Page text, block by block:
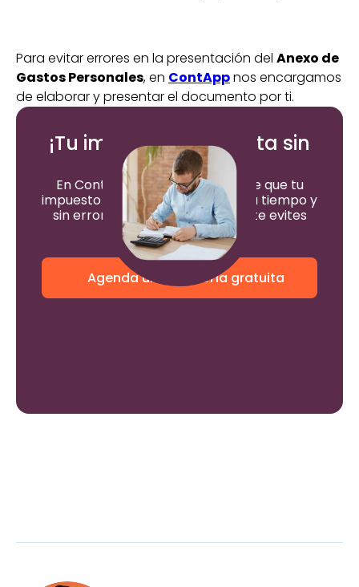
Para evitar errores en la presentación del Anexo de
Gastos Personales, en ContAppnos encargamos
de elaborar y presentar el documento por ti.
¡Tu impuesto a la renta sin
errores!
En ContApp nos encargamos de que tu
impuesto a la Renta se presente a tiempo y
sin errores ante al SRI para que te evites
estrés y multas
Agenda una asesoría gratuita